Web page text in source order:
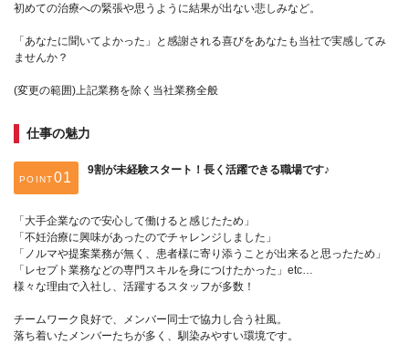
初めての治療への緊張や思うように結果が出ない悲しみなど。
「あなたに聞いてよかった」と感謝される喜びをあなたも当社で実感してみ
ませんか？
(変更の範囲)上記業務を除く当社業務全般
仕事の魅力
POINT
9割が未経験スタート！長く活躍できる職場です♪
「大手企業なので安心して働けると感じたため」
「不妊治療に興味があったのでチャレンジしました」
「ノルマや提案業務が無く、患者様に寄り添うことが出来ると思ったため」
「レセプト業務などの専門スキルを身につけたかった」etc…
様々な理由で入社し、活躍するスタッフが多数！
チームワーク良好で、メンバー同士で協力し合う社風。
落ち着いたメンバーたちが多く、馴染みやすい環境です。